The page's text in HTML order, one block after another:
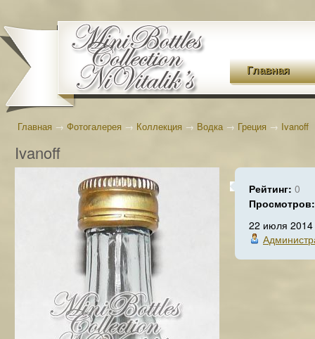
Главная
Главная → Фотогалерея → Коллекция → Водка→ Греция → Ivanoff
Ivanoff
Рейтинг: 0
22 июля 2014